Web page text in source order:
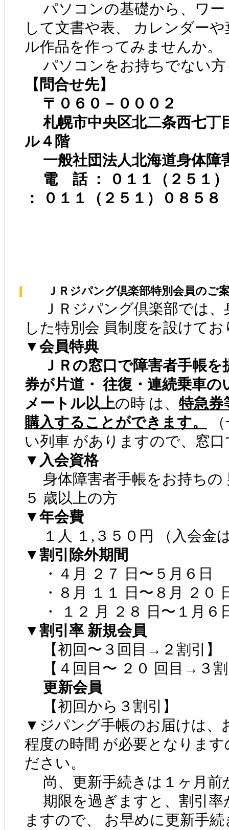
パソコンの基礎から、ワー
して文書や表、 カレンダー
ル作品を作ってみませんか。
パソコンをお持ちでない方
【問合せ先】
〒０６０－０００２
札幌市中央区北二条西七丁
ル４階
一般社団法人北海道身体障
電 話 ： ０１１（２５１
： ０１１（２５１）０８５８
ＪＲジパング倶楽部特別会員のご
ＪＲジパング倶楽部では、
した特別会 員制度を設けて
▼会員特典
ＪＲの窓口で障害者手帳
券が片道・ 往復・連続乗車
メートル以上の時 は、 特急券
購入することができます。
い列車 がありますので、窓
▼入会資格
身体障害者手帳をお持ちの
５ 歳以上の方
▼年会費
１人 １,３５０円 （入会金
▼割引除外期間
・４月 ２７ 日〜５月６日
・８月 １１ 日〜８月 ２０
・ １２ 月 ２８ 日〜１月６
▼割引率 新規会員
【初回〜３回目→２割引】
【４回目〜 ２０ 回目→３
更新会員
【初回から３割引】
▼ジパング手帳のお届けは、
程度の時間 が必要となりま
ださい。
尚、更新手続きは１ヶ月前
期限を過ぎますと、割引率
ますので、 お早めに更新手